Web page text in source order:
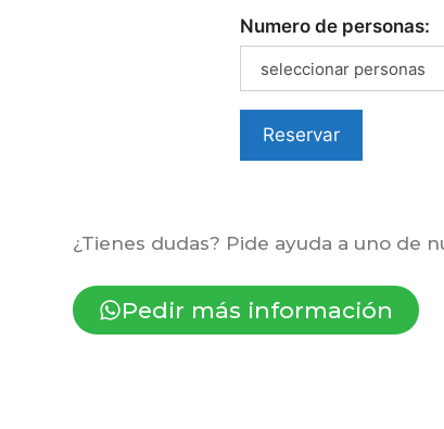
Numero de personas:
seleccionar personas
Reservar
¿Tienes dudas? Pide ayuda a uno de
Pedir más información